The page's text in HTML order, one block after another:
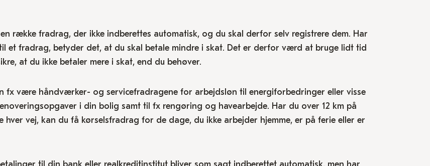
række fradrag, der ikke indberettes automatisk, og du skal derfor selv registrere dem. Har
et fradrag, betyder det, at du skal betale mindre i skat. Det er derfor værd at bruge lidt tid
at du ikke betaler mere i skat, end du behøver.
fx være håndværker- og servicefradragene for arbejdsløn til energiforbedringer eller visse
i din bolig samt til fx rengøring og havearbejde. Har du over 12 km på
hver vej, kan du få kørselsfradrag for de dage, du ikke arbejder hjemme, er på ferie eller er